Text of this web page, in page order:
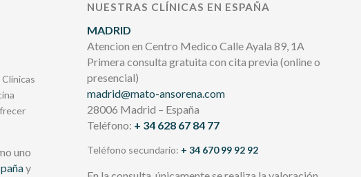
uno
y
NUESTRAS CLÍNICAS EN ESPAÑA
MADRID
Atencion en Centro Medico Calle Ayala 89, 1A
Primera consulta gratuita con cita previa (online o
presencial)
madrid@mato-ansorena.com
28006 Madrid – España
Teléfono: + 34 628 67 84 77
Teléfono secundario: + 34 670 99 92 92